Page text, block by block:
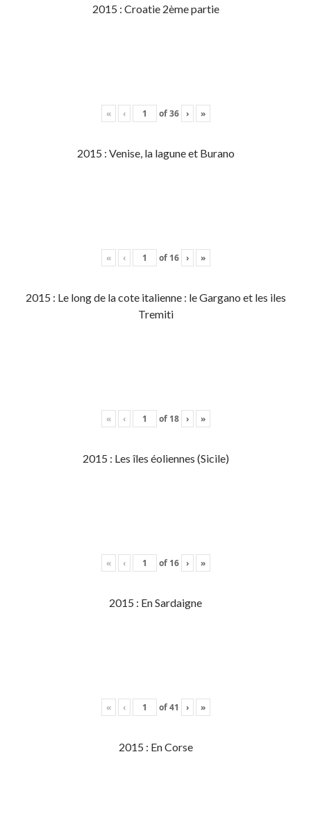
2015 : Croatie 2ème partie
« ‹ of36 › »
2015 : Venise, la lagune et Burano
« ‹ of 16 › »
2015 : Le long de la cote italienne : le Gargano et les iles
Tremiti
« ‹ of 18 › »
2015 : Les îles éoliennes (Sicile)
« ‹ of 16 › »
2015 : En Sardaigne
« ‹ of41 › »
2015 : En Corse